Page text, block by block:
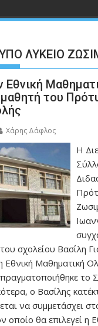
ΛΥΚΕΙΟ
Εθνική
του
Χάρης Δάφλος
Η
του σχολείου Βασίλη
Εθνική Μαθηματική
το
ο Βασίλης
να συμμετάσχει
οποίο θα επιλεγεί η